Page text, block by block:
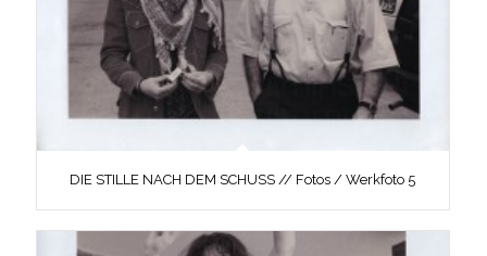
DIE STILLE NACH DEM SCHUSS // Fotos / Werkfoto 5